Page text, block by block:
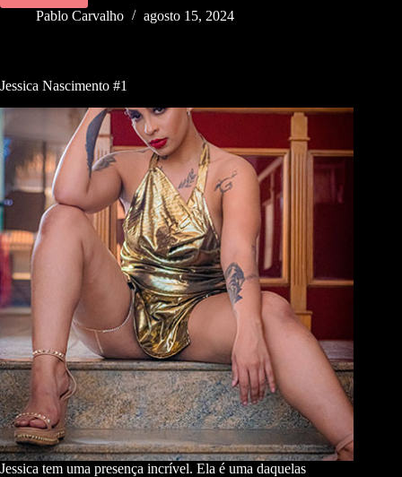
Pablo Carvalho agosto 15, 2024
Jessica Nascimento #1
Jessica tem uma presença incrível. Ela é uma daquelas